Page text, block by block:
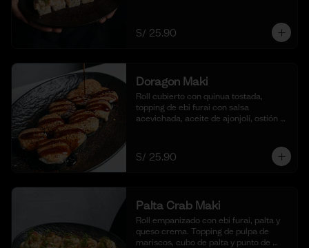
S/ 25.90
Doragon Maki
Roll cubierto con quinua tostada,
topping de ebi furai con salsa
acevichada, aceite de ajonjolí, ostión y
S/ 25.90
Palta Crab Maki
Roll empanizado con ebi furai, palta y
queso crema. Topping de pulpa de
mariscos, cubo de palta y punto de